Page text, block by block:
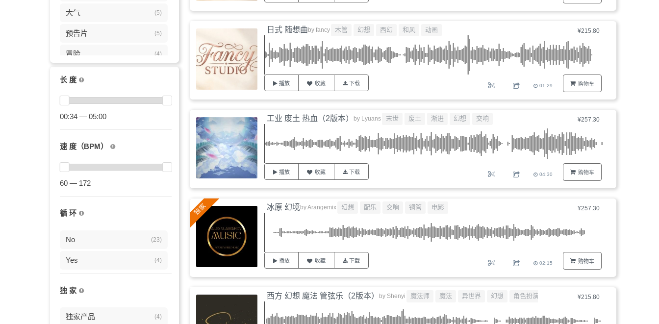
大气 (5)
预告片 (5)
冒险 (4)
广告
魔幻
治愈
电子
悠扬 (3)
怀旧 (3)
场景 (3)
长 度
00:34 — 05:00
速 度（BPM）
60 — 172
循 环
No (23)
Yes (4)
独 家
独家产品 (4)
¥215.80
购物车
日式 随想曲by fancy 木管 幻想 西幻 和风 动画
播放 收藏 下载 01:29
¥257.30
购物车
工业 废土 热血（2版本） by Lyuans 末世 废土 渐进 幻想 交响
播放 收藏 下载 04:30
¥257.30
购物车
冰原 幻境byArangemix 幻想 配乐 交响 铜管 电影
播放 收藏 下载 02:15
¥215.80
西方 幻想 魔法 管弦乐（2版本） by Shenyi 魔法师 魔法 异世界 幻想 角色扮演类